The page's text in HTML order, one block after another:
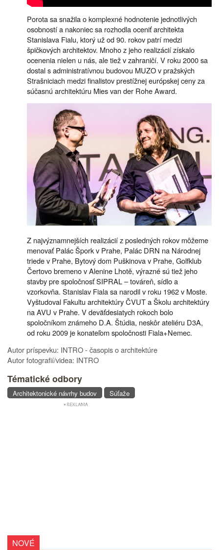
Porota sa snažila o komplexné hodnotenie jednotlivých
osobností a nakoniec sa rozhodla oceniť architekta
Stanislava Fialu, ktorý už od 90. rokov patrí medzi
špičkových architektov. Mnoho z jeho realizácií získalo
ocenenia nielen u nás, ale tiež v zahraničí. V roku 2000 sa
dostal s administratívnou budovou MUZO v pražských
Strašniciach medzi finalistov prestížnej európskej ceny za
súčasnú architektúru Mies van der Rohe Award.
Z najvýznamnejších realizácií z posledných rokov môžeme
menovať Palác Špork v Prahe, Palác DRN na Národnej
triede v Prahe, Bytový dom Puškinova v Prahe, Golfklub
Čertovo bremeno v Alenine Lhotě, výrazné sú tiež jeho
stavby pre spoločnosť SIPRAL – továreň, sídlo a
vzorkovňa. Stanislav Fiala sa narodil v roku 1962 v Moste.
Vyštudoval Fakultu architektúry ČVUT a Školu architektúry
na AVU v Prahe. V deväťdesiatych rokoch bolo
spoločníkom známeho D.A. Štúdia, neskôr ateliéru D3A,
od roku 2009 je konateľom spoločnosti Fiala+Nemec.
Autor príspevku: INTRO - časopis o architektúre
Autor fotografií/videa: INTRO
Tématické odbory
Architektonické návrhy budov Súťaže
NOVÉ